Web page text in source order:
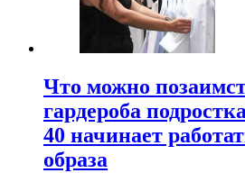
Что можно
гардероба
40 начинает
образа